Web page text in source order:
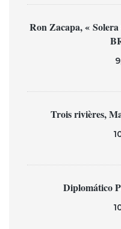
Ron Zacapa, «
Trois rivières,
Diplomático